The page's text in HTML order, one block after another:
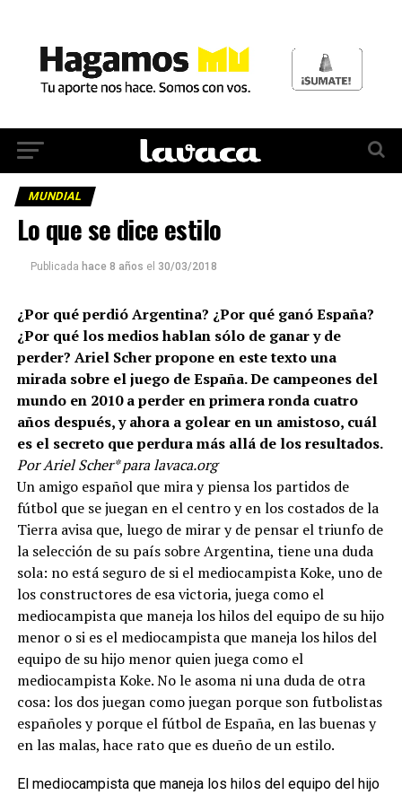
MUNDIAL
Lo que se dice estilo
Publicada hace 8 años el 30/03/2018
¿Por qué perdió Argentina? ¿Por qué ganó España?
¿Por qué los medios hablan sólo de ganar y de
perder? Ariel Scher propone en este texto una
mirada sobre el juego de España. De campeones del
mundo en 2010 a perder en primera ronda cuatro
años después, y ahora a golear en un amistoso, cuál
es el secreto que perdura más allá de los resultados.
Por Ariel Scher* para lavaca.org
Un amigo español que mira y piensa los partidos de
fútbol que se juegan en el centro y en los costados de la
Tierra avisa que, luego de mirar y de pensar el triunfo de
la selección de su país sobre Argentina, tiene una duda
sola: no está seguro de si el mediocampista Koke, uno de
los constructores de esa victoria, juega como el
mediocampista que maneja los hilos del equipo de su hijo
menor o si es el mediocampista que maneja los hilos del
equipo de su hijo menor quien juega como el
mediocampista Koke. No le asoma ni una duda de otra
cosa: los dos juegan como juegan porque son futbolistas
españoles y porque el fútbol de España, en las buenas y
en las malas, hace rato que es dueño de un estilo.
El mediocampista que maneja los hilos del equipo del hijo